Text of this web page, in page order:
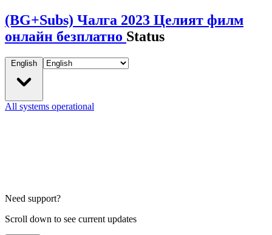
(BG+Subs) Чалга 2023 Целият филм
онлайн безплатно Status
English
All systems operational
Need support?
Scroll down to see current updates